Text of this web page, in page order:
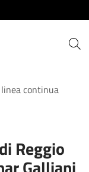
Emilia
continua
Reggio